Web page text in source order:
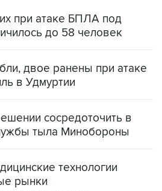
при атаке БПЛА под
до 58 человек
двое ранены при атаке
в Удмуртии
сосредоточить в
тыла Минобороны
технологии
рынки